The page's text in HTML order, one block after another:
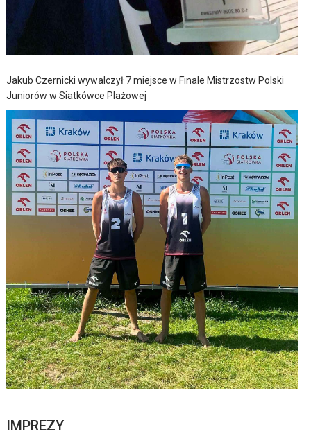
Jakub Czernicki wywalczył 7 miejsce w Finale Mistrzostw Polski
Juniorów w Siatkówce Plażowej
IMPREZY